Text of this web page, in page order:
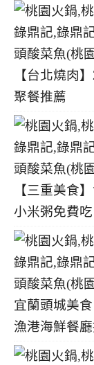
【台北燒肉
聚餐推薦
【三重美食
小米粥免費吃
宜蘭頭城美
漁港海鮮餐